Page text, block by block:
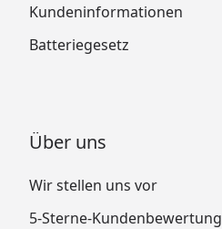
Kundeninformationen
Batteriegesetz
Über uns
Wir stellen uns vor
5-Sterne-Kundenbewertung